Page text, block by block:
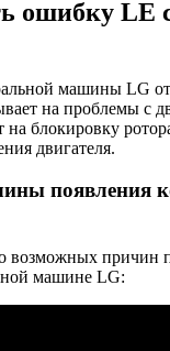
ошибку LE
машины LG
на проблемы с
блокировку
двигателя.
появления
возможных причин
машине LG: